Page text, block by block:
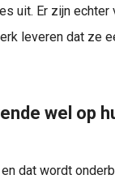
uit. Er zijn
leveren dat ze
wel op
dat wordt